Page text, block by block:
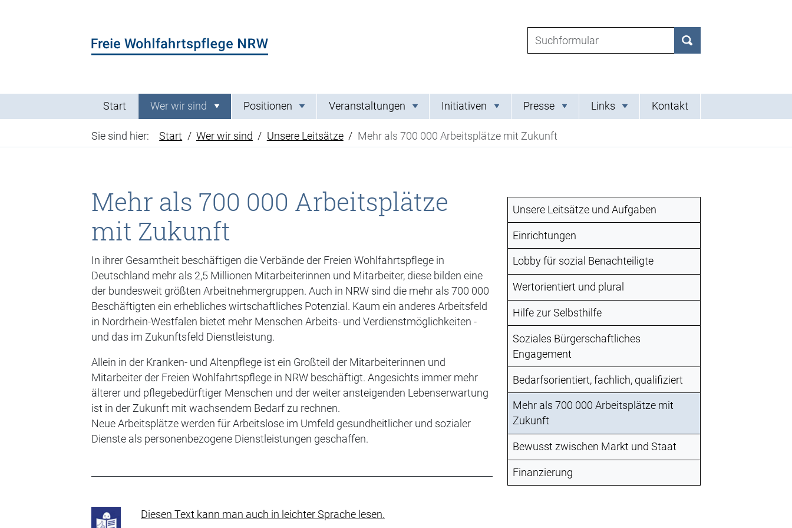
Suchen nach:
Suchen
Start Wer wir sind Positionen Veranstaltungen Initiativen Presse Links Kontakt
Sie sind hier: Start Wer wir sind Unsere Leitsätze Mehr als 700 000 Arbeitsplätze mit Zukunft
Mehr als 700 000 Arbeitsplätze
mit Zukunft
In ihrer Gesamtheit beschäftigen die Verbände der Freien Wohlfahrtspflege in
Deutschland mehr als 2,5 Millionen Mitarbeiterinnen und Mitarbeiter, diese bilden eine
der bundesweit größten Arbeitnehmergruppen. Auch in NRW sind die mehr als 700 000
Beschäftigten ein erhebliches wirtschaftliches Potenzial. Kaum ein anderes Arbeitsfeld
in Nordrhein-Westfalen bietet mehr Menschen Arbeits- und Verdienstmöglichkeiten -
und das im Zukunftsfeld Dienstleistung.
Allein in der Kranken- und Altenpflege ist ein Großteil der Mitarbeiterinnen und
Mitarbeiter der Freien Wohlfahrtspflege in NRW beschäftigt. Angesichts immer mehr
älterer und pflegebedürftiger Menschen und der weiter ansteigenden Lebenserwartung
ist in der Zukunft mit wachsendem Bedarf zu rechnen.
Neue Arbeitsplätze werden für Arbeitslose im Umfeld gesundheitlicher und sozialer
Dienste als personenbezogene Dienstleistungen geschaffen.
Diesen Text kann man auch in leichter Sprache lesen.
Unsere Leitsätze und Aufgaben
Einrichtungen
Lobby für sozial Benachteiligte
Wertorientiert und plural
Hilfe zur Selbsthilfe
Soziales Bürgerschaftliches
Engagement
Bedarfsorientiert, fachlich, qualifiziert
Mehr als 700 000 Arbeitsplätze mit
Zukunft
Bewusst zwischen Markt und Staat
Finanzierung